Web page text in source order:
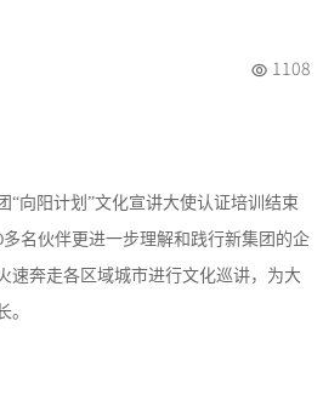
1108
“向阳计划”文化宣讲大使认证培训结束
多名伙伴更进一步理解和践行新集团的企
速奔走各区域城市进行文化巡讲，为大
。